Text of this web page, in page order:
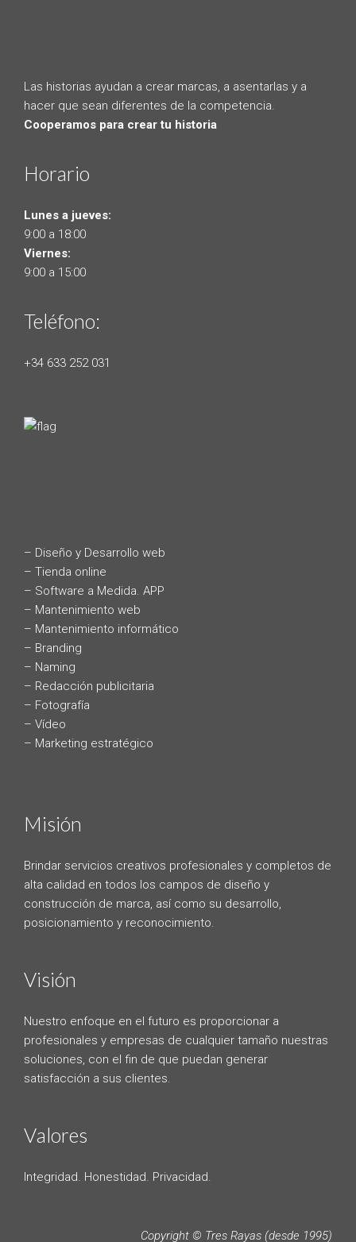
Las historias ayudan a crear marcas, a asentarlas y a
hacer que sean diferentes de la competencia.
Cooperamos para crear tu historia
Horario
Lunes a jueves:
9:00 a 18:00
Viernes:
9:00 a 15:00
Teléfono:
+34 633 252 031
– Diseño y Desarrollo web
– Tienda online
– Software a Medida. APP
– Mantenimiento web
– Mantenimiento informático
– Branding
– Naming
– Redacción publicitaria
– Fotografía
– Vídeo
– Marketing estratégico
Misión
Brindar servicios creativos profesionales y completos de
alta calidad en todos los campos de diseño y
construcción de marca, así como su desarrollo,
posicionamiento y reconocimiento.
Visión
Nuestro enfoque en el futuro es proporcionar a
profesionales y empresas de cualquier tamaño nuestras
soluciones, con el fin de que puedan generar
satisfacción a sus clientes.
Valores
Integridad. Honestidad. Privacidad.
Copyright © Tres Rayas (desde 1995)